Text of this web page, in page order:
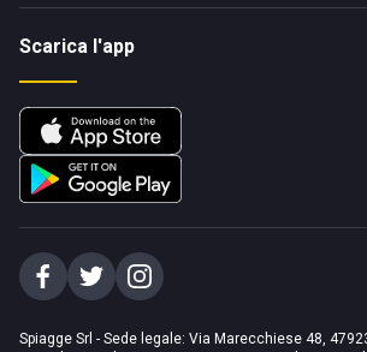
Scarica l'app
Spiagge Srl - Sede legale: Via Marecchiese 48,